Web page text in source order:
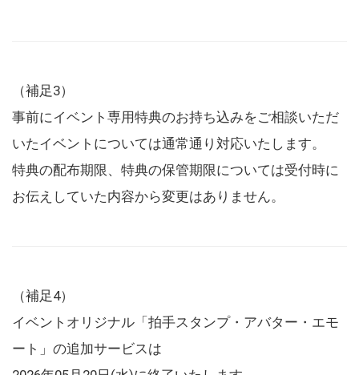
（補足3）
事前にイベント専用特典のお持ち込みをご相談いただ
いたイベントについては通常通り対応いたします。
特典の配布期限、特典の保管期限については受付時に
お伝えしていた内容から変更はありません。
（補足4）
イベントオリジナル「拍手スタンプ・アバター・エモ
ート」の追加サービスは